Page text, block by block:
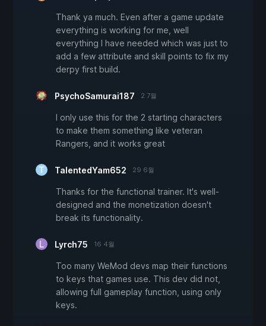
Thank ya much. Even after a game update
everything is working for me, well
everything I have needed which was just to
add a few attribute and skill points to fix my
derpy first build.
PsychoSamurai187 2 7월
I only use this for the 2 starting characters
to make them something like veteran
Rangers, and it works great
TalentedYam652 29 6월
Thanks for the functional trainer. It's well-
designed and the monetization doesn't
break its functionality.
Lyrch75 16 4월
Too many WeMod devs map their functions
to keys that games use. This dev did not,
allowing full gameplay function, using only
keys.